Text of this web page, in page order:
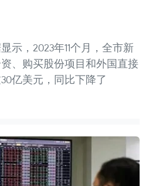
示，2023年11个月，全市新
、购买股份项目和外国直接
亿美元，同比下降了